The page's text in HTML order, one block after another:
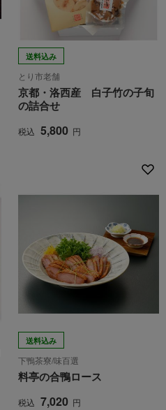
送料込み
とり市老舗
京都・洛西産 白子竹の子旬
の詰合せ
税込 5,800 円
送料込み
下鴨茶寮/味百選
料亭の合鴨ロース
税込 7,020 円